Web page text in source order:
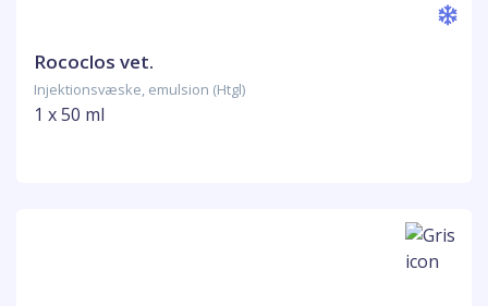
Rococlos vet.
Injektionsvæske, emulsion (Htgl)
1 x 50 ml